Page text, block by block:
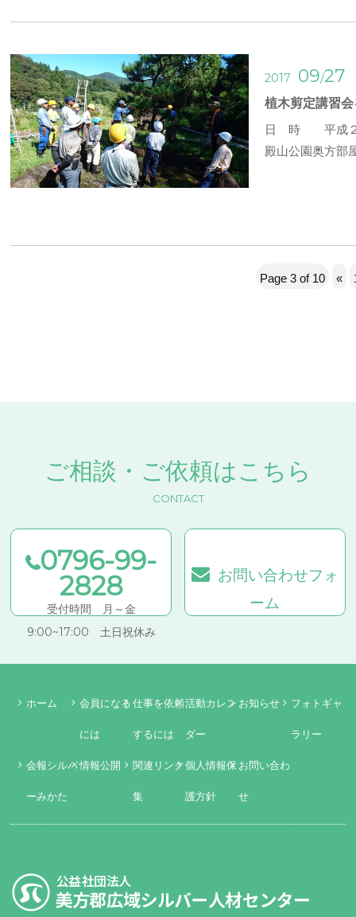
2017 09/27
植木剪定講習
日 時 平成２
殿山公園奥方
Page 3 of 10 «
ご相談・ご依頼はこちら
CONTACT
0796-99-
2828
受付時間 月～金
9:00~17:00 土日祝休み
お問い合わせフォ
ーム
ホーム 会員になる
には
仕事を依頼
するには
活動カレン
ダー
お知らせ フォトギャ
ラリー
会報シルバ
ーみかた
情報公開 関連リンク
集
個人情報保
護方針
お問い合わ
せ